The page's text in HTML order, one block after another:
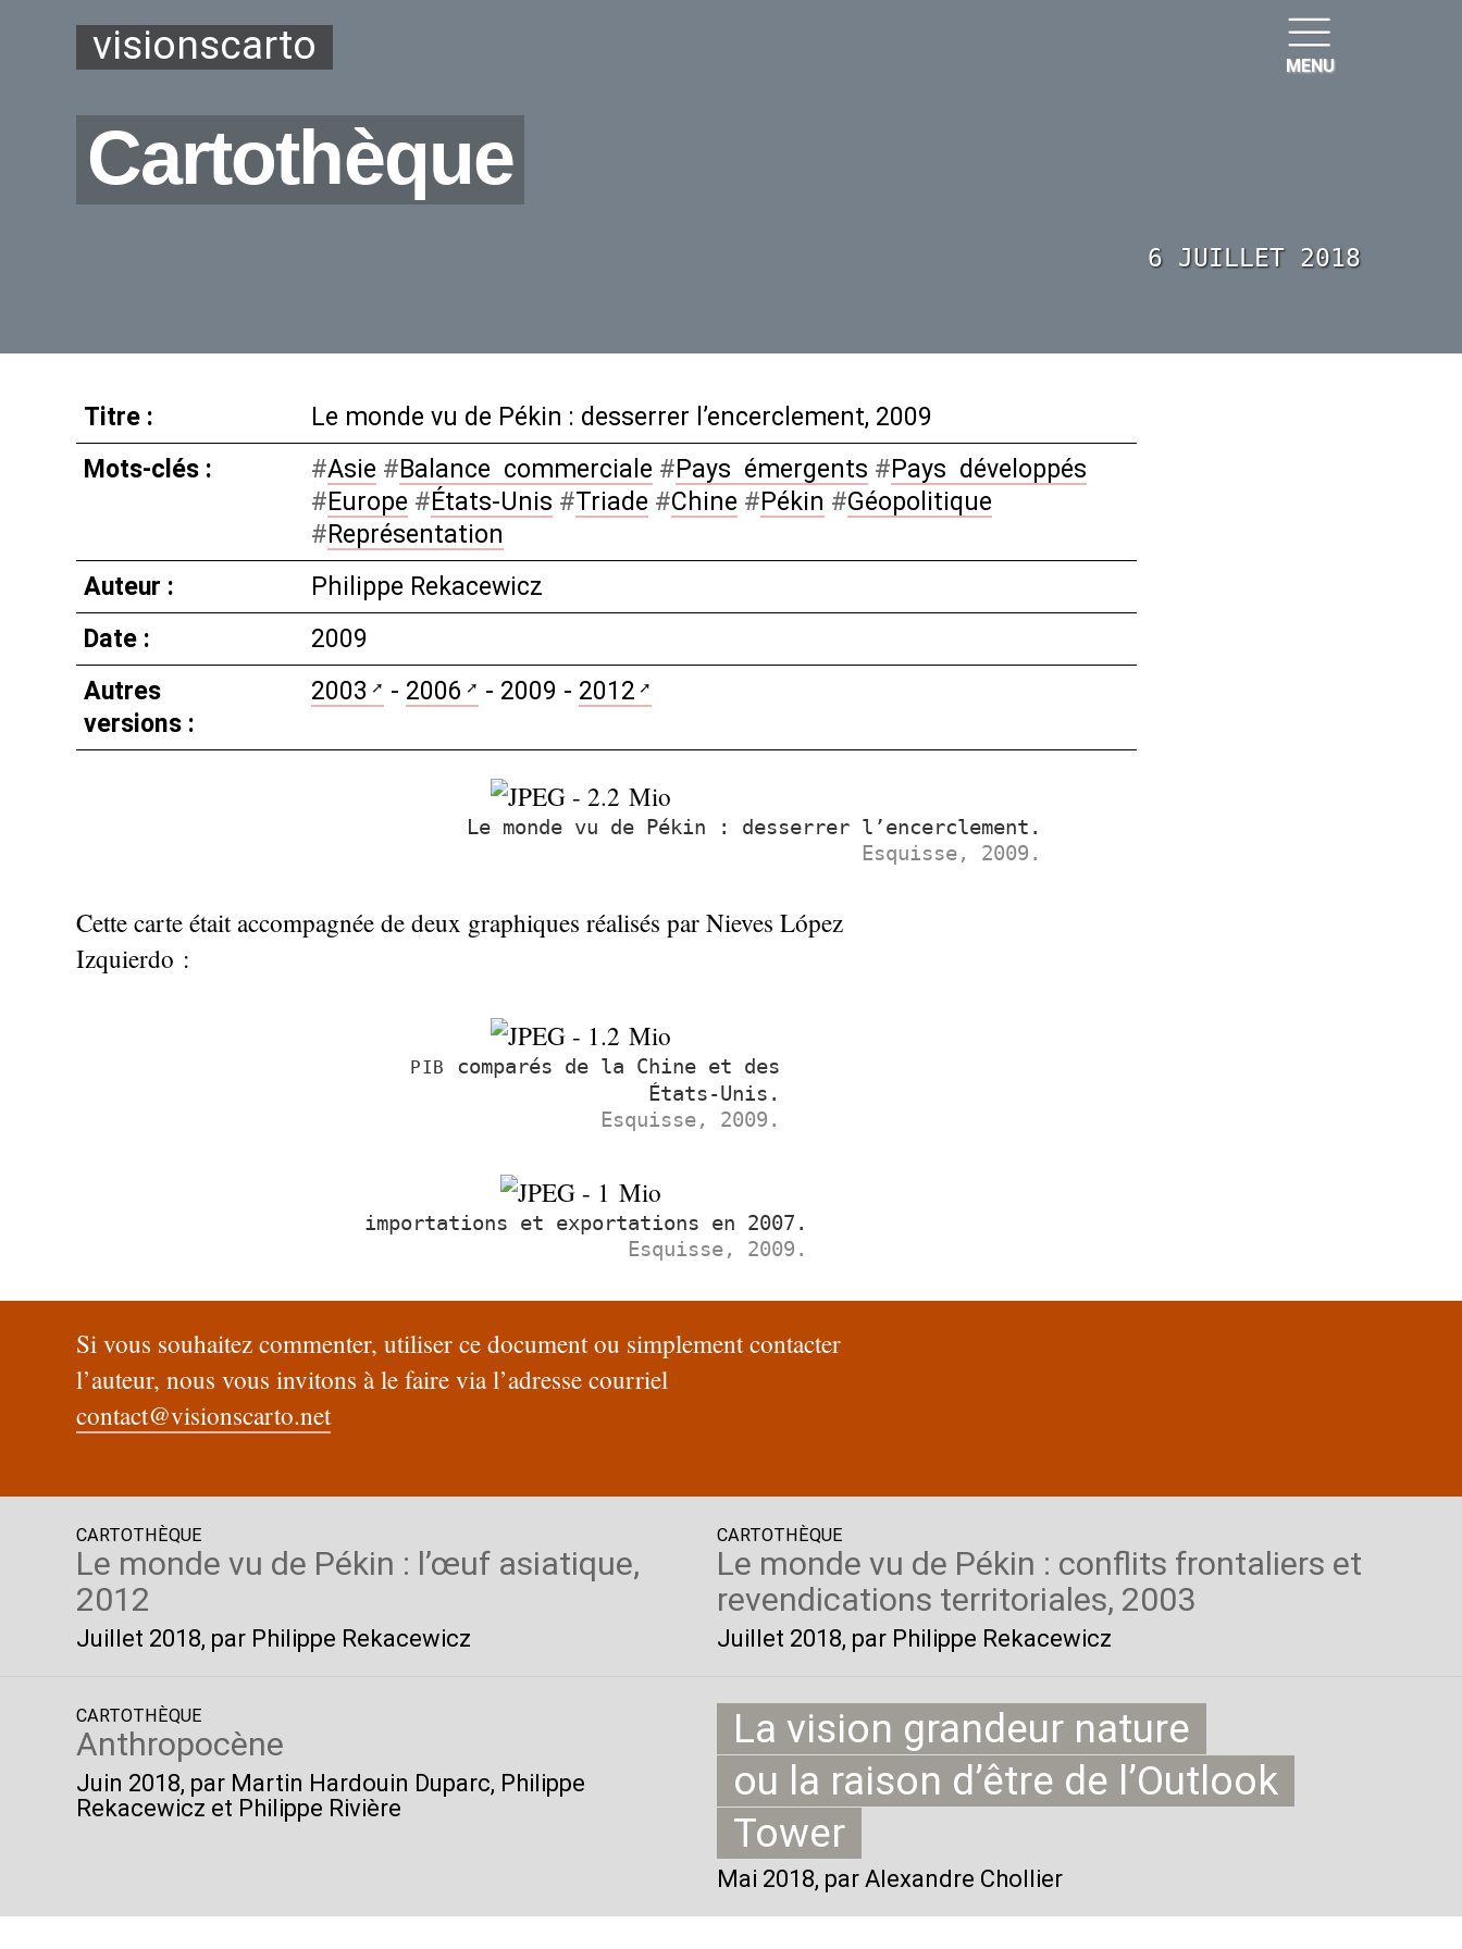
visionscarto MENU
Cartothèque
6 JUILLET 2018
Titre :
Le monde vu de Pékin : desserrer l’encerclement, 2009
Mots-clés :
#Asie #Balance commerciale #Pays émergents #Pays développés
#Europe #États-Unis #Triade #Chine #Pékin #Géopolitique
#Représentation
Auteur :
Philippe Rekacewicz
Date :
2009
Autres
versions :
2003 - 2006 - 2009 - 2012
Le monde vu de Pékin : desserrer l’encerclement.
Esquisse, 2009.
Cette carte était accompagnée de deux graphiques réalisés par Nieves López
Izquierdo :
PIB
comparés de la Chine et des
États-Unis.
Esquisse, 2009.
importations et exportations en 2007.
Esquisse, 2009.
Si vous souhaitez commenter, utiliser ce document ou simplement contacter
l’auteur, nous vous invitons à le faire via l’adresse courriel
contact@visionscarto.net
CARTOTHÈQUE
Le monde vu de Pékin : l’œuf asiatique,
2012
Juillet 2018, par Philippe Rekacewicz
CARTOTHÈQUE
Le monde vu de Pékin : conflits frontaliers et
revendications territoriales, 2003
Juillet 2018, par Philippe Rekacewicz
CARTOTHÈQUE
Anthropocène
Juin 2018, par Martin Hardouin Duparc, Philippe
Rekacewicz et Philippe Rivière
La vision grandeur nature
ou la raison d’être de l’Outlook
Tower
Mai 2018, par Alexandre Chollier